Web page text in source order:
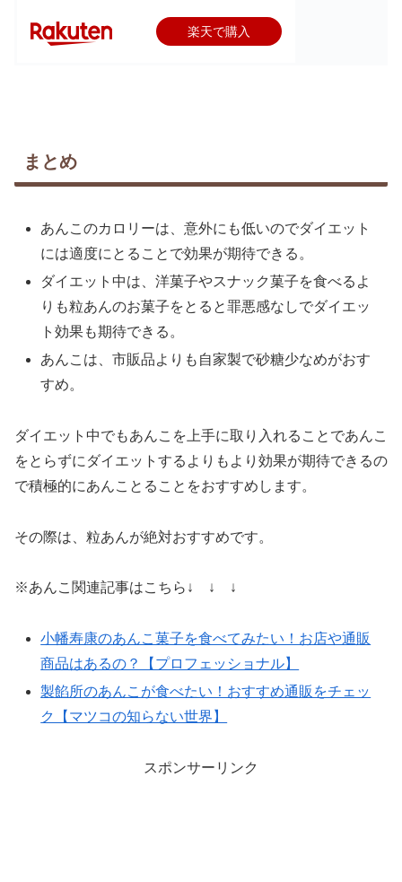
楽天で購入
まとめ
あんこのカロリーは、意外にも低いのでダイエット
には適度にとることで効果が期待できる。
ダイエット中は、洋菓子やスナック菓子を食べるよ
りも粒あんのお菓子をとると罪悪感なしでダイエッ
ト効果も期待できる。
あんこは、市販品よりも自家製で砂糖少なめがおす
すめ。
ダイエット中でもあんこを上手に取り入れることであんこ
をとらずにダイエットするよりもより効果が期待できるの
で積極的にあんことることをおすすめします。
その際は、粒あんが絶対おすすめです。
※あんこ関連記事はこちら↓ ↓ ↓
小幡寿康のあんこ菓子を食べてみたい！お店や通販
商品はあるの？【プロフェッショナル】
製餡所のあんこが食べたい！おすすめ通販をチェッ
ク【マツコの知らない世界】
スポンサーリンク